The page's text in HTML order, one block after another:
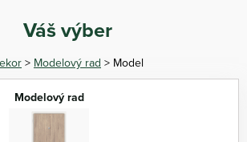
Váš výber
> Modelový rad > Model
Modelový rad